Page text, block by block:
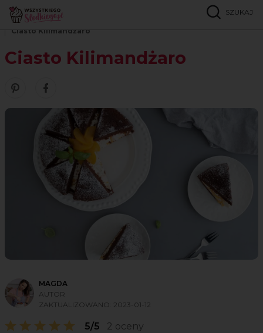
SZUKAJ
Strona główna
Ciasto Kilimandżaro
Ciasto Kilimandżaro
Zobacz nasze piny w serwisie Pinterest
Udostępnij ten przepis w serwisie Facebook
MAGDA
AUTOR
ZAKTUALIZOWANO: 2023-01-12
5/5 2 oceny